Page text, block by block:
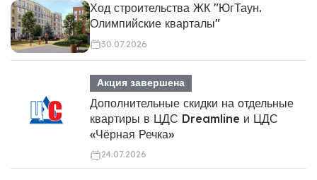
Ход строительства ЖК "ЮгТаун.
Олимпийские кварталы"
30.07.2026
Акция завершена
Дополнительные скидки на отдельные
квартиры в ЦДС Dreamline и ЦДС
«Чёрная Речка»
24.07.2026